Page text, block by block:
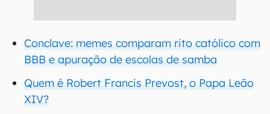
Conclave: memes comparam rito católico com
BBB e apuração de escolas de samba
Quem é Robert Francis Prevost, o Papa Leão
XIV?